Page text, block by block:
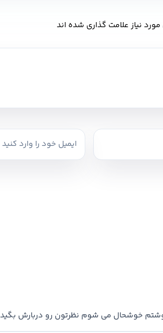
نیاز علامت گذاری شده اند
خوشحال مي شوم نظرتون رو دربارش بگيد